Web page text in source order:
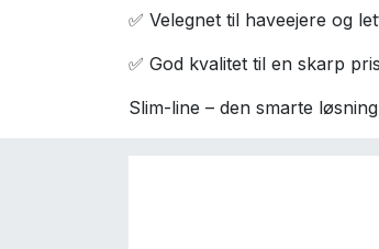
✅ Velegnet til haveejere og
✅ God kvalitet til en skarp pris
Slim-line – den smarte